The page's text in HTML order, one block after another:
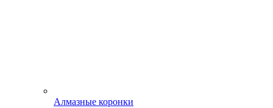
Алмазные коронки